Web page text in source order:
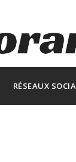
RÉSEAUX